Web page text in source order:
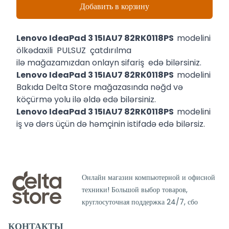
Добавить в корзину
Lenovo IdeaPad 3 15IAU7 82RK0118PS modelini
ölkədaxili PULSUZ çatdırılma
ilə mağazamızdan onlayn sifariş edə bilərsiniz.
Lenovo IdeaPad 3 15IAU7 82RK0118PS modelini
Bakıda Delta Store mağazasında nəğd və
köçürmə yolu ilə əldə edə bilərsiniz.
Lenovo IdeaPad 3 15IAU7 82RK0118PS modelini
iş və dərs üçün də həmçinin istifadə edə bilərsiz.
Онлайн магазин компьютерной и офисной
техники! Большой выбор товаров,
круглосуточная поддержка 24/7, сбо
КОНТАКТЫ